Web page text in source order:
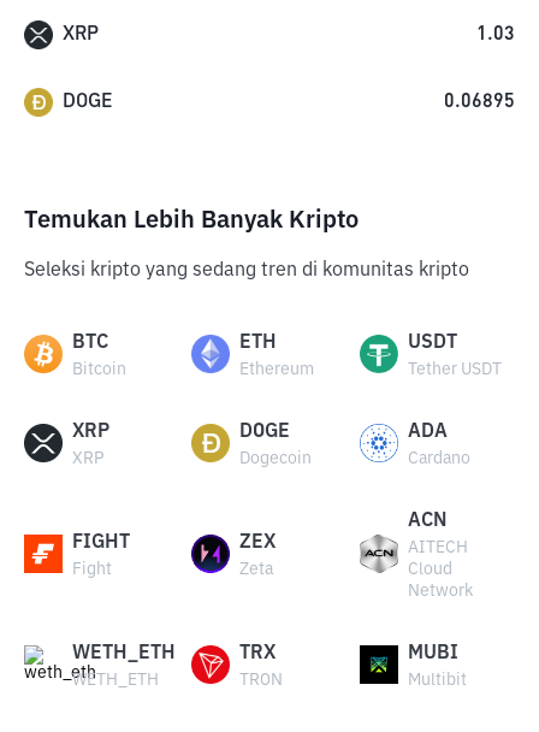
XRP 1.03
DOGE 0.06895
Temukan Lebih Banyak Kripto
Seleksi kripto yang sedang tren di komunitas kripto
BTC
Bitcoin
ETH
Ethereum
USDT
Tether USDT
XRP
XRP
DOGE
Dogecoin
ADA
Cardano
FIGHT
Fight
ZEX
Zeta
ACN
AITECH
Cloud
Network
WETH_ETH
WETH_ETH
TRX
TRON
MUBI
Multibit